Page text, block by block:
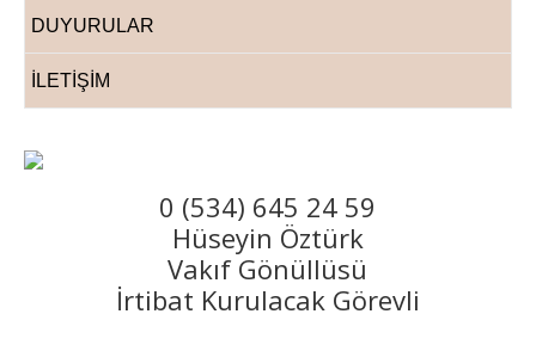
DUYURULAR
İLETİŞİM
0 (534) 645 24 59
Hüseyin Öztürk
Vakıf Gönüllüsü
İrtibat Kurulacak Görevli